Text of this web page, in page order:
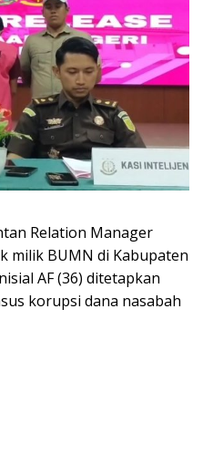
Relation Manager
milik BUMN di Kabupaten
AF (36) ditetapkan
korupsi dana nasabah